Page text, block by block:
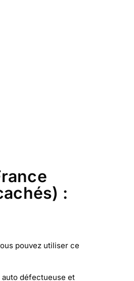
:
pouvez utiliser ce
auto défectueuse et